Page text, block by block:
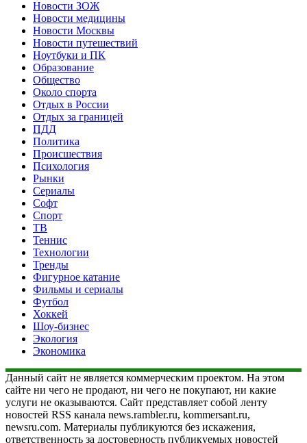
Новости ЗОЖ
Новости медицины
Новости Москвы
Новости путешествий
Ноутбуки и ПК
Образование
Общество
Около спорта
Отдых в России
Отдых за границей
ПДД
Политика
Происшествия
Психология
Рынки
Сериалы
Софт
Спорт
ТВ
Теннис
Технологии
Тренды
Фигурное катание
Фильмы и сериалы
Футбол
Хоккей
Шоу-бизнес
Экология
Экономика
Данный сайт не является коммерческим проектом. На этом
сайте ни чего не продают, ни чего не покупают, ни какие
услуги не оказываются. Сайт представляет собой ленту
новостей RSS канала news.rambler.ru, kommersant.ru,
newsru.com. Материалы публикуются без искажения,
ответственность за достоверность публикуемых новостей